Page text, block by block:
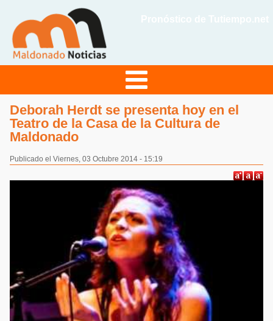
Deborah Herdt se presenta hoy en el
Teatro de la Casa de la Cultura de
Maldonado
Publicado el Viernes, 03 Octubre 2014 - 15:19